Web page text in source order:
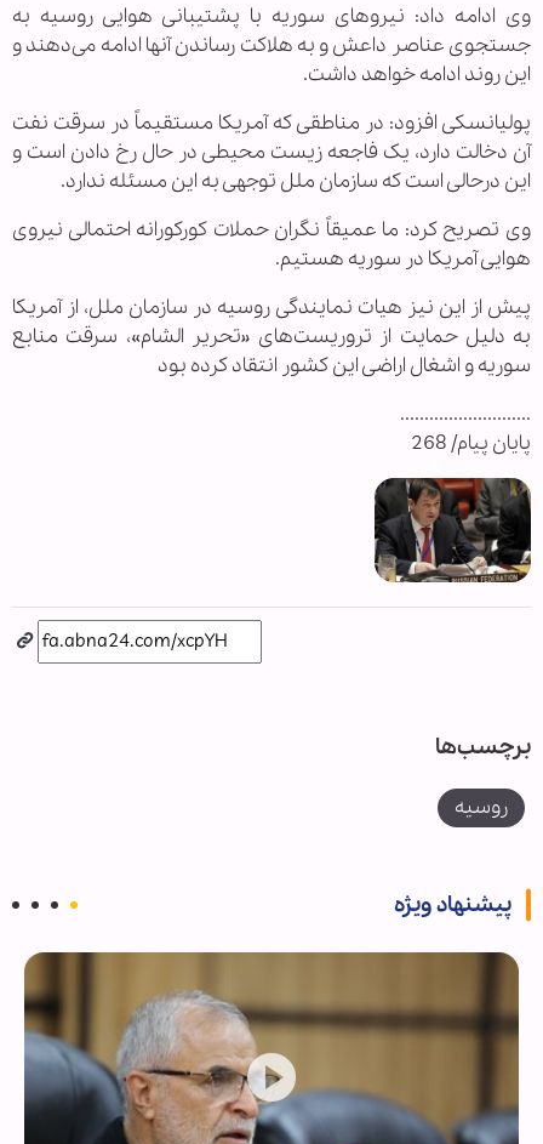
وی ادامه داد: نیروهای سوریه با پشتیبانی هوایی روسیه به
جستجوی عناصر داعش و به هلاکت رساندن آنها ادامه می‌دهند و
این روند ادامه خواهد داشت.
پولیانسکی افزود: در مناطقی که آمریکا مستقیماً در سرقت نفت
آن دخالت دارد، یک فاجعه زیست محیطی در حال رخ دادن است و
این درحالی است که سازمان ملل توجهی به این مسئله ندارد.
وی تصریح کرد: ما عمیقاً نگران حملات کورکورانه احتمالی نیروی
هوایی آمریکا در سوریه هستیم.
پیش از این نیز هیات نمایندگی روسیه در سازمان ملل، از آمریکا
به دلیل حمایت از تروریست‌های «تحریر الشام»، سرقت منابع
سوریه و اشغال اراضی این کشور انتقاد کرده بود
...........................
پایان پیام/ 268
برچسب‌ها
روسیه
پیشنهاد ویژه